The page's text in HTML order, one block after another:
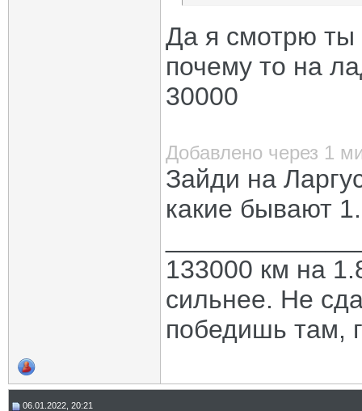
Да я смотрю ты
почему то на
30000
Добавлено через 1
Зайди на
какие бывают
133000 км на
сильнее. Не
победишь там,
06.01.2022, 20:21